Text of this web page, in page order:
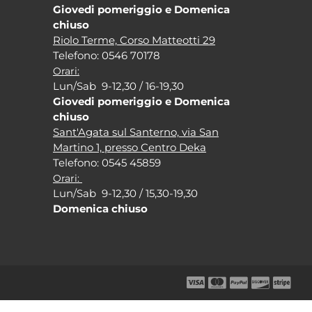
Giovedi pomeriggio e Domenica
chiuso
Riolo Terme, Corso Matteotti 29
Telefono: 0546 70178
Orari:
Lun/Sab 9-12,30 / 16-19,30
Giovedi pomeriggio e Domenica
chiuso
Sant'Agata sul Santerno, via San
Martino 1, presso Centro Deka
Telefono: 0545 45859
Orari:
Lun/Sab 9-12,30 / 15,30-19,30
Domenica chiuso